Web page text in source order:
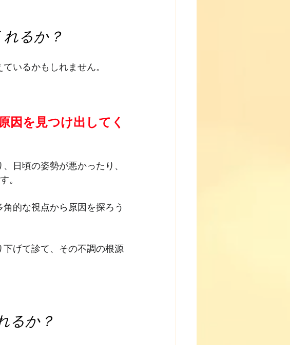
るか？
いるかもしれません。
因を見つけ出してく
日頃の姿勢が悪かったり、
。
的な視点から原因を探ろう
げて診て、 その不調の根源
るか？